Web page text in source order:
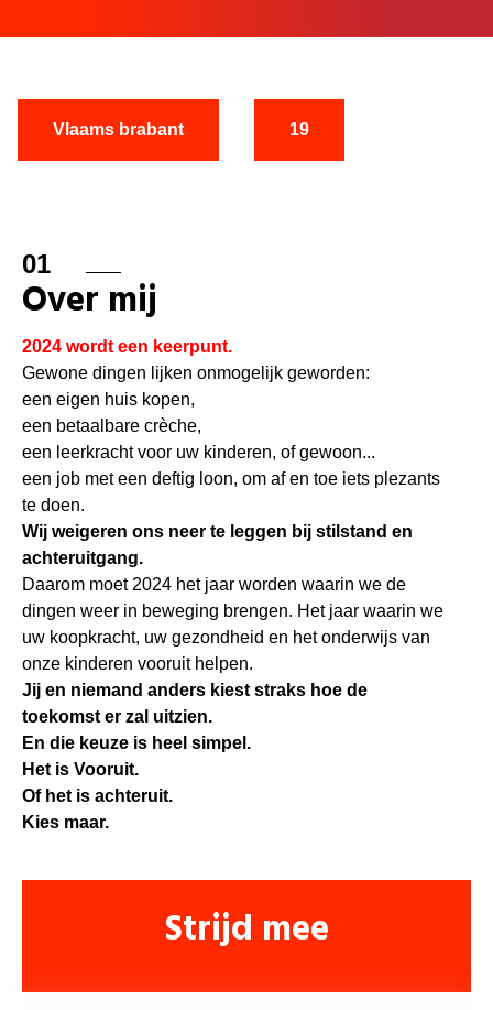
Vlaams brabant 19
01
Over mij
2024 wordt een keerpunt.
Gewone dingen lijken onmogelijk geworden:
een eigen huis kopen,
een betaalbare crèche,
een leerkracht voor uw kinderen, of gewoon...
een job met een deftig loon, om af en toe iets plezants
te doen.
Wij weigeren ons neer te leggen bij stilstand en
achteruitgang.
Daarom moet 2024 het jaar worden waarin we de
dingen weer in beweging brengen. Het jaar waarin we
uw koopkracht, uw gezondheid en het onderwijs van
onze kinderen vooruit helpen.
Jij en niemand anders kiest straks hoe de
toekomst er zal uitzien.
En die keuze is heel simpel.
Het is Vooruit.
Of het is achteruit.
Kies maar.
Strijd mee